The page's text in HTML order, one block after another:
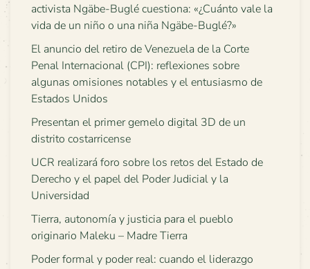
activista Ngäbe-Buglé cuestiona: «¿Cuánto vale la
vida de un niño o una niña Ngäbe-Buglé?»
El anuncio del retiro de Venezuela de la Corte
Penal Internacional (CPI): reflexiones sobre
algunas omisiones notables y el entusiasmo de
Estados Unidos
Presentan el primer gemelo digital 3D de un
distrito costarricense
UCR realizará foro sobre los retos del Estado de
Derecho y el papel del Poder Judicial y la
Universidad
Tierra, autonomía y justicia para el pueblo
originario Maleku – Madre Tierra
Poder formal y poder real: cuando el liderazgo